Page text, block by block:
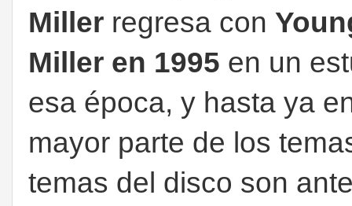
Miller regresa con
Miller en 1995 en un
esa época, y hasta ya
mayor parte de los
temas del disco son